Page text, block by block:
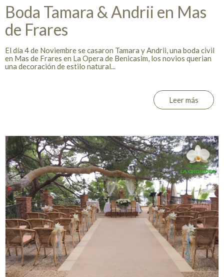
Boda Tamara & Andrii en Mas
de Frares
El día 4 de Noviembre se casaron Tamara y Andrii, una boda civil
en Mas de Frares en La Opera de Benicasim, los novios querian
una decoración de estilo natural...
Leer más